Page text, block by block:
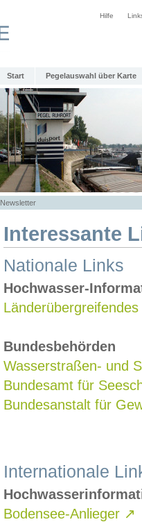
Hilfe
Start Pegelauswahl über Karte
Newsletter
Interessante
Nationale Links
Hochwasser-
Bundesbehörden
Wasserstraßen- und
Bundesamt für
Bundesanstalt für
Internationale
Bodensee-Anlieger ↗